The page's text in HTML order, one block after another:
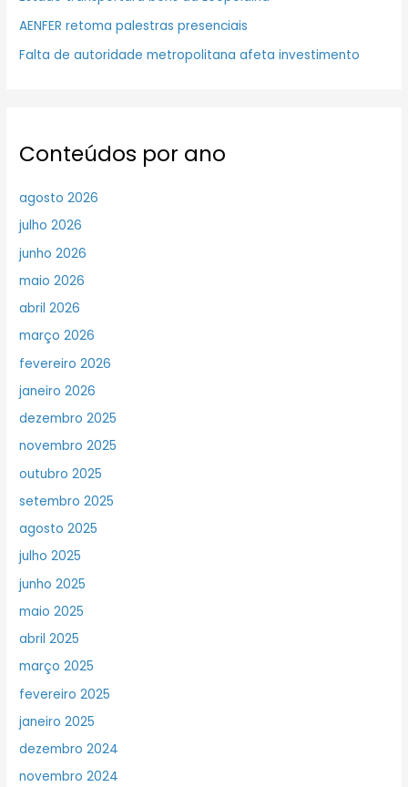
AENFER retoma palestras presenciais
Falta de autoridade metropolitana afeta investimento
Conteúdos por ano
agosto 2026
julho 2026
junho 2026
maio 2026
abril 2026
março 2026
fevereiro 2026
janeiro 2026
dezembro 2025
novembro 2025
outubro 2025
setembro 2025
agosto 2025
julho 2025
junho 2025
maio 2025
abril 2025
março 2025
fevereiro 2025
janeiro 2025
dezembro 2024
novembro 2024